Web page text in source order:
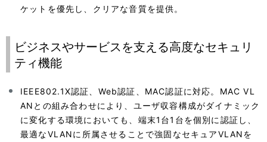
ケットを優先し、クリアな音質を提供。
ビジネスやサービスを支える高度なセキュリ
ティ機能
IEEE802.1X認証、Web認証、MAC認証に対応。MAC VL
ANとの組み合わせにより、ユーザ収容構成がダイナミック
に変化する環境においても、端末1台1台を個別に認証し、
最適なVLANに所属させることで強固なセキュアVLANを